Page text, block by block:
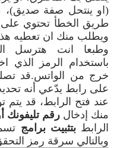
(او ينتحل صفة صديق)،
طريق الخطأ تحتوي
ويطلب منك ا ن تعطيه
وطبعا انت هترسل
باستخدام الرمز الذي
خرج من الواتس.قد
على رابط يدّعي أنه
عند فتح الرابط، قد
منك إدخال رقم
الرابطبتثبيت برامج
وبالتالي سرقة رمز